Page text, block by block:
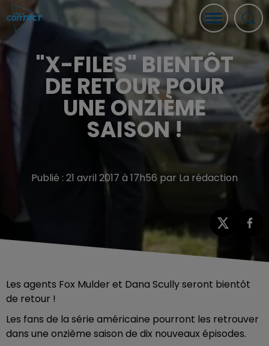
"X-FILES" BIENTÔT
DE RETOUR POUR
UNE ONZIÈME
SAISON !
Publié : 21 avril 2017 à 17h56 par La rédaction
Les agents Fox Mulder et Dana Scully seront bientôt
de retour !
Les fans de la série américaine pourront les retrouver
dans une onzième saison de dix nouveaux épisodes.